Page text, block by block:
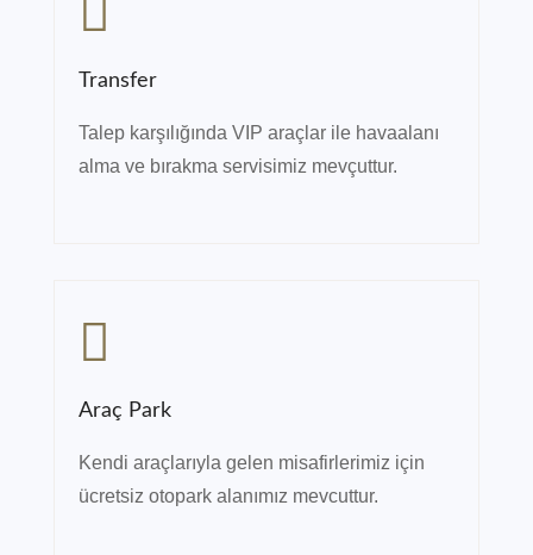
Transfer
Talep karşılığında VIP araçlar ile havaalanı
alma ve bırakma servisimiz mevçuttur.
Araç Park
Kendi araçlarıyla gelen misafirlerimiz için
ücretsiz otopark alanımız mevcuttur.